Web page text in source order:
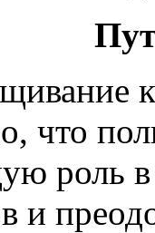
что
роль
и